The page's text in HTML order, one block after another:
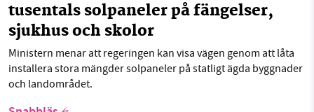
tusentals solpaneler på fängelser,
sjukhus och skolor
Ministern menar att regeringen kan visa vägen genom att låta
installera stora mängder solpaneler på statligt ägda byggnader
och landområdet.
nyhetsbevakning och granskningar. Nu vill vi
utveckla vårt arbete – och vi hoppas att du
vill hjälpa oss.
Stötta vårt arbete genom att swisha en slant till